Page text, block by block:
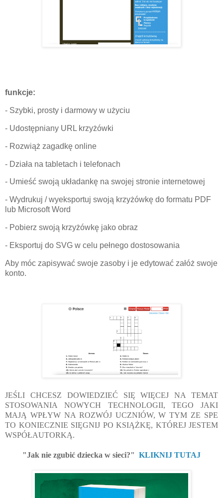
funkcje:
- Szybki, prosty i darmowy w użyciu
- Udostępniany URL krzyżówki
- Rozwiąż zagadkę online
- Działa na tabletach i telefonach
- Umieść swoją układankę na swojej stronie internetowej
- Wydrukuj / wyeksportuj swoją krzyżówkę do formatu PDF
lub Microsoft Word
- Pobierz swoją krzyżówkę jako obraz
- Eksportuj do SVG w celu pełnego dostosowania
Aby móc zapisywać swoje zasoby i je edytować załóż swoje
konto.
JEŚLI CHCESZ DOWIEDZIEĆ SIĘ WIĘCEJ NA TEMAT
STOSOWANIA NOWYCH TECHNOLOGII, TEGO JAKI
MAJĄ WPŁYW NA ROZWÓJ UCZNIÓW, W TYM ZE SPE
TO KONIECZNIE SIĘGNIJ PO KSIĄŻKĘ, KTÓREJ JESTEM
WSPÓŁAUTORKĄ.
"Jak nie zgubić dziecka w sieci?" KLIKNIJ TUTAJ